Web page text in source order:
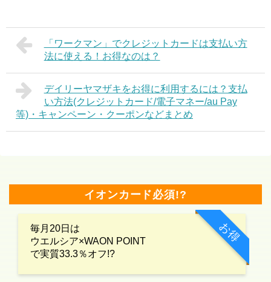
「ワークマン」でクレジットカードは支払い方
法に使える！お得なのは？
デイリーヤマザキをお得に利用するには？支払
い方法(クレジットカード/電子マネー/au Pay
等)・キャンペーン・クーポンなどまとめ
イオンカード必須!?
お得
毎月20日は
ウエルシア×WAON POINT
で実質33.3％オフ!?